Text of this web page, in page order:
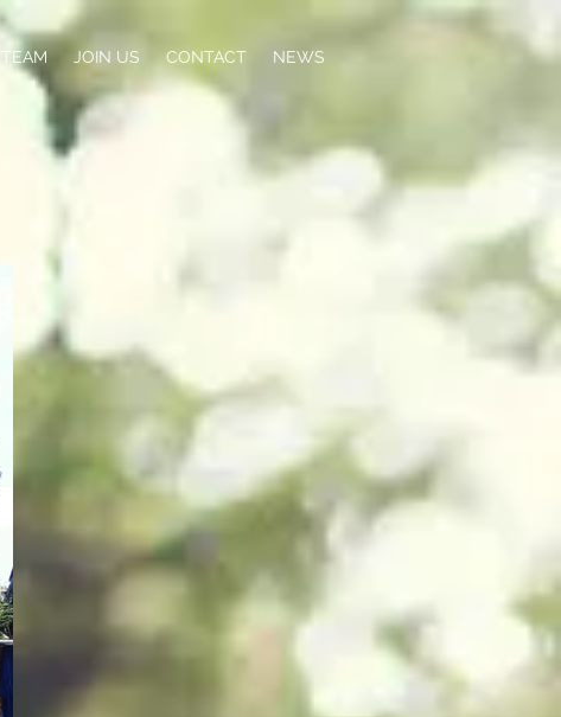
TEAM JOIN US CONTACT NEWS